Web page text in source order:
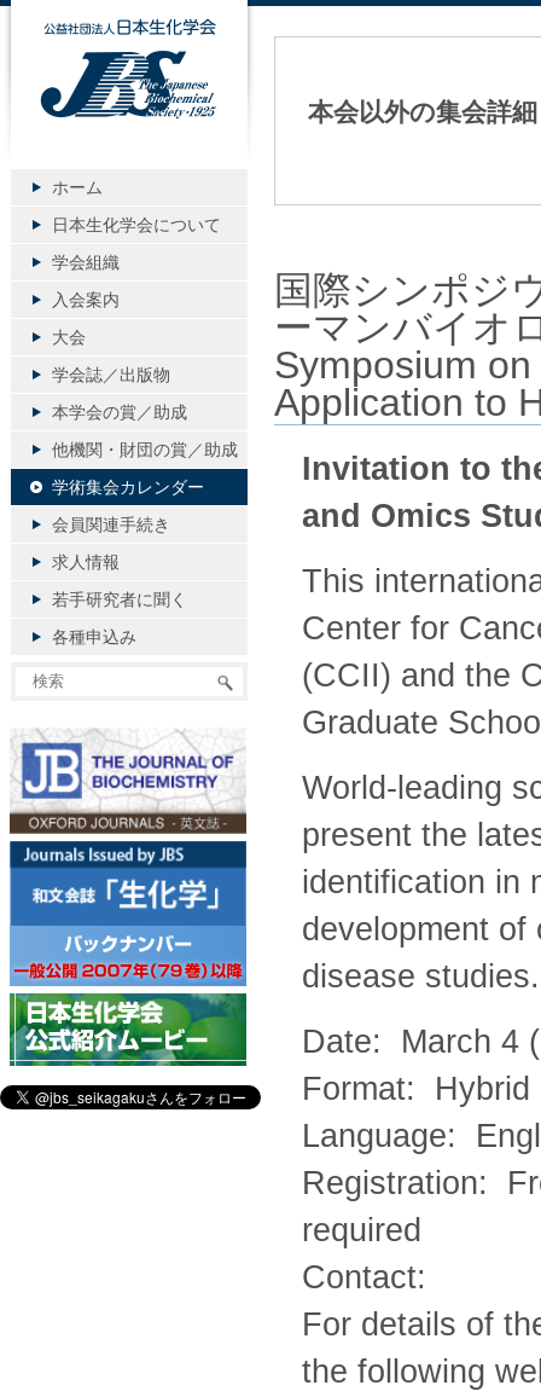
本会以外の集会詳細
国際シンポジ
ーマンバイオ
Symposium
Application to
Invitation to
and Omics
This
Center for
(CCII) and the
Graduate
World-leading
present the
identification in
development of
disease studies.
Date: March 4
Format: Hybrid
Language:
Registration:
required
Contact:
For details of
the following
公益社団法人日本生化学会
ホーム
日本生化学会について
学会組織
入会案内
大会
学会誌／出版物
本学会の賞／助成
他機関・財団の賞／助成
学術集会カレンダー
会員関連手続き
求人情報
若手研究者に聞く
各種申込み